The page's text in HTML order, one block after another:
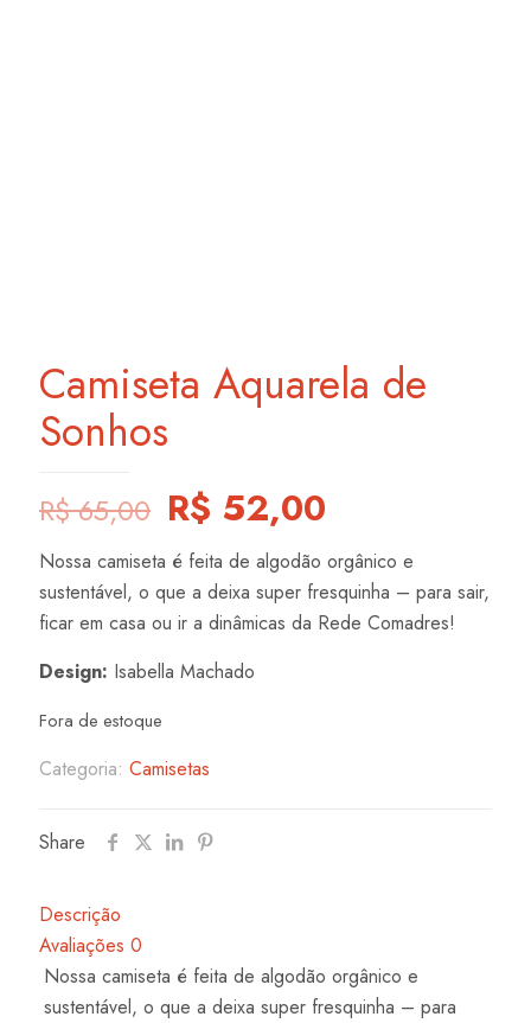
Camiseta Aquarela de
Sonhos
R$65,00 Original
price
was:
R$ 65,00.
R$ 52,00
price
is:
R$ 52,00.
Nossa camiseta é feita de algodão orgânico e
sustentável, o que a deixa super fresquinha – para sair,
ficar em casa ou ir a dinâmicas da Rede Comadres!
Design: Isabella Machado
Fora de estoque
Categoria: Camisetas
Share
Descrição
Avaliações 0
Nossa camiseta é feita de algodão orgânico e
sustentável, o que a deixa super fresquinha – para